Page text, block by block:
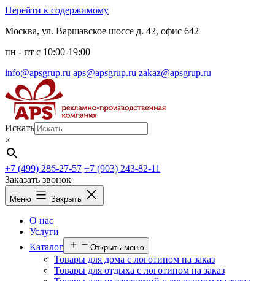
Перейти к содержимому
Москва, ул. Варшавское шоссе д. 42, офис 642
пн - пт c 10:00-19:00
info@apsgrup.ru aps@apsgrup.ru zakaz@apsgrup.ru
Искать
×
+7 (499) 286-27-57 +7 (903) 243-82-11
Заказать звонок
Меню Закрыть
О нас
Услуги
Каталог
Открыть меню
Товары для дома с логотипом на заказ
Товары для отдыха с логотипом на заказ